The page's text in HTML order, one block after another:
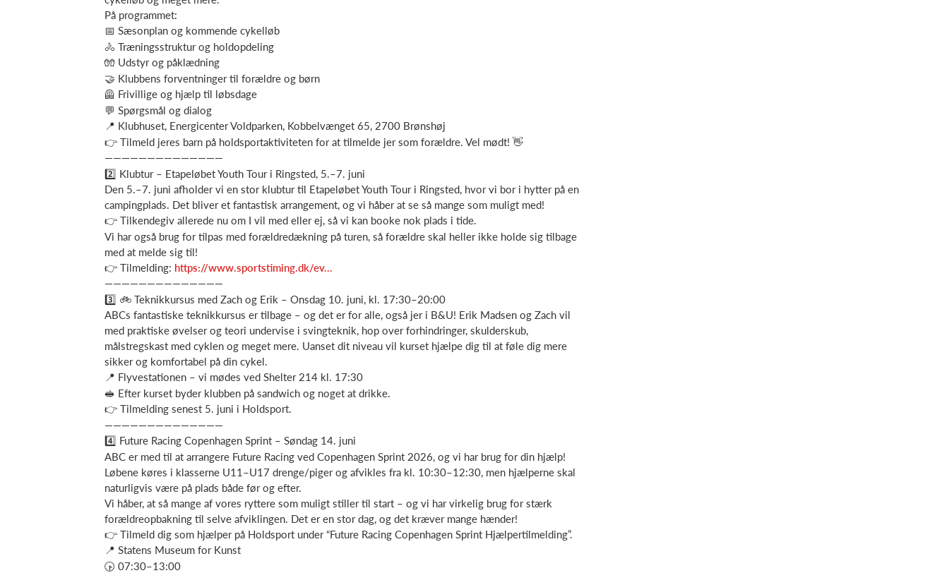
På programmet:
📅 Sæsonplan og kommende cykelløb
🚴 Træningsstruktur og holdopdeling
🧤 Udstyr og påklædning
🤝 Klubbens forventninger til forældre og børn
🦺 Frivillige og hjælp til løbsdage
💬 Spørgsmål og dialog
📍 Klubhuset, Energicenter Voldparken, Kobbelvænget 65, 2700 Brønshøj
👉 Tilmeld jeres barn på holdsportaktiviteten for at tilmelde jer som forældre. Vel mødt! 👋
——————————————
2️⃣ Klubtur – Etapeløbet Youth Tour i Ringsted, 5.–7. juni
Den 5.–7. juni afholder vi en stor klubtur til Etapeløbet Youth Tour i Ringsted, hvor vi bor i hytter på en
campingplads. Det bliver et fantastisk arrangement, og vi håber at se så mange som muligt med!
👉 Tilkendegiv allerede nu om I vil med eller ej, så vi kan booke nok plads i tide.
Vi har også brug for tilpas med forældredækning på turen, så forældre skal heller ikke holde sig tilbage
med at melde sig til!
👉 Tilmelding: https://www.sportstiming.dk/ev...
——————————————
3️⃣ 🚲 Teknikkursus med Zach og Erik – Onsdag 10. juni, kl. 17:30–20:00
ABCs fantastiske teknikkursus er tilbage – og det er for alle, også jer i B&U! Erik Madsen og Zach vil
med praktiske øvelser og teori undervise i svingteknik, hop over forhindringer, skulderskub,
målstregskast med cyklen og meget mere. Uanset dit niveau vil kurset hjælpe dig til at føle dig mere
sikker og komfortabel på din cykel.
📍 Flyvestationen – vi mødes ved Shelter 214 kl. 17:30
🥪 Efter kurset byder klubben på sandwich og noget at drikke.
👉 Tilmelding senest 5. juni i Holdsport.
——————————————
4️⃣ Future Racing Copenhagen Sprint – Søndag 14. juni
ABC er med til at arrangere Future Racing ved Copenhagen Sprint 2026, og vi har brug for din hjælp!
Løbene køres i klasserne U11–U17 drenge/piger og afvikles fra kl. 10:30–12:30, men hjælperne skal
naturligvis være på plads både før og efter.
Vi håber, at så mange af vores ryttere som muligt stiller til start – og vi har virkelig brug for stærk
forældreopbakning til selve afviklingen. Det er en stor dag, og det kræver mange hænder!
👉 Tilmeld dig som hjælper på Holdsport under “Future Racing Copenhagen Sprint Hjælpertilmelding”.
📍 Statens Museum for Kunst
🕟 07:30–13:00